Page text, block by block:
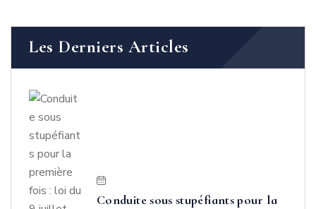
Les Derniers Articles
Conduite sous stupéfiants pour la